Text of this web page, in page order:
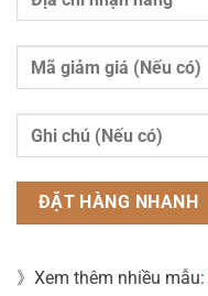
》Xem thêm nhiều mẫu: